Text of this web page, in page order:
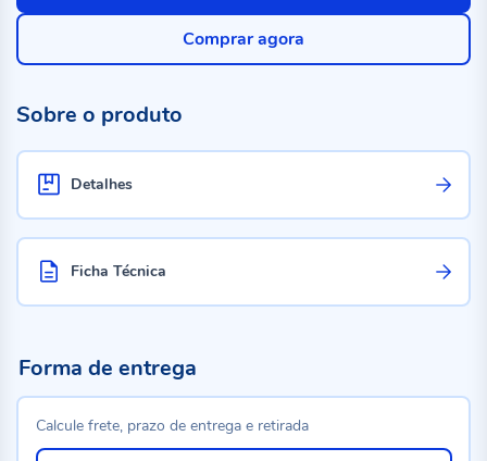
Comprar agora
Sobre o produto
Detalhes
Ficha Técnica
Forma de entrega
Calcule frete, prazo de entrega e retirada